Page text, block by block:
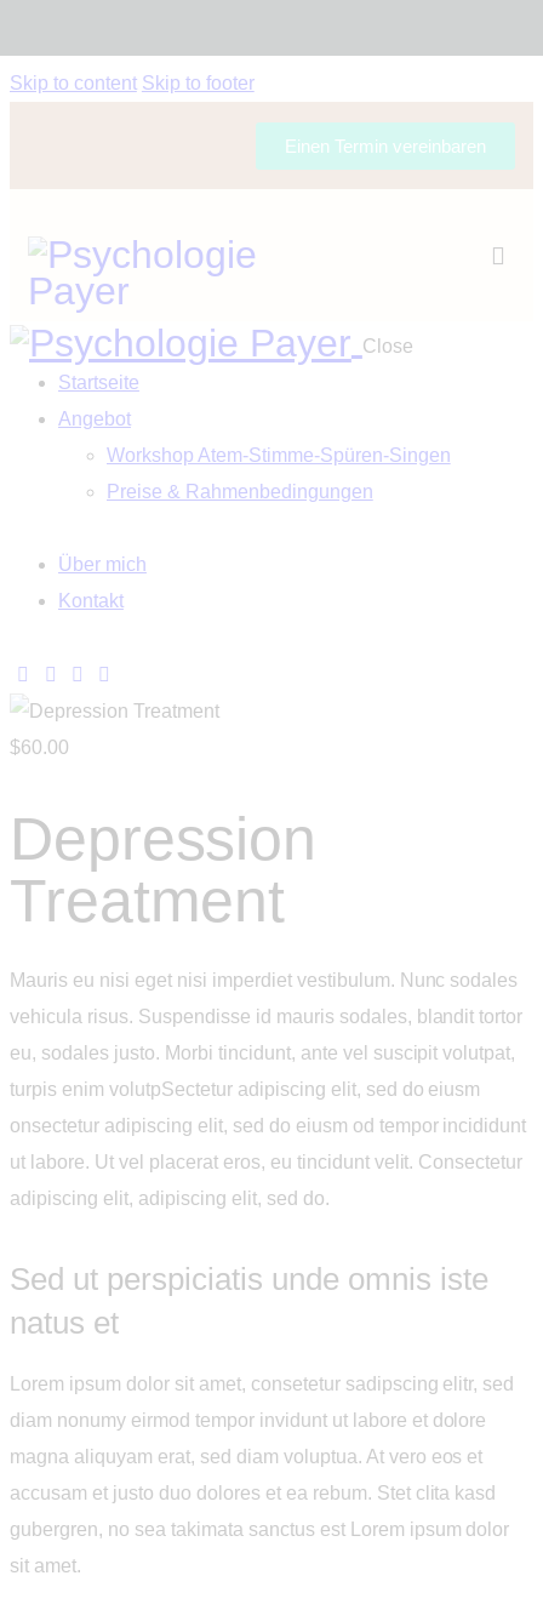
Skip to content Skip to footer
Einen Termin vereinbaren
Close
Startseite
Angebot
Workshop Atem-Stimme-Spüren-Singen
Preise & Rahmenbedingungen
Über mich
Kontakt
$60.00
Depression
Treatment
Mauris eu nisi eget nisi imperdiet vestibulum. Nunc sodales
vehicula risus. Suspendisse id mauris sodales, blandit tortor
eu, sodales justo. Morbi tincidunt, ante vel suscipit volutpat,
turpis enim volutpSectetur adipiscing elit, sed do eiusm
onsectetur adipiscing elit, sed do eiusm od tempor incididunt
ut labore. Ut vel placerat eros, eu tincidunt velit. Consectetur
adipiscing elit, adipiscing elit, sed do.
Sed ut perspiciatis unde omnis iste
natus et
Lorem ipsum dolor sit amet, consetetur sadipscing elitr, sed
diam nonumy eirmod tempor invidunt ut labore et dolore
magna aliquyam erat, sed diam voluptua. At vero eos et
accusam et justo duo dolores et ea rebum. Stet clita kasd
gubergren, no sea takimata sanctus est Lorem ipsum dolor
sit amet.